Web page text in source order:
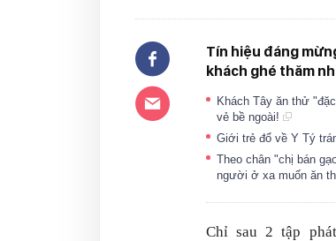
Tín hiệu đáng
khách ghé thăm
Khách Tây ăn thử
vẻ bề ngoài!
Giới trẻ đổ về Y Tý
Theo chân "chị bán
người ở xa muốn ăn
Chỉ sau 2 tập